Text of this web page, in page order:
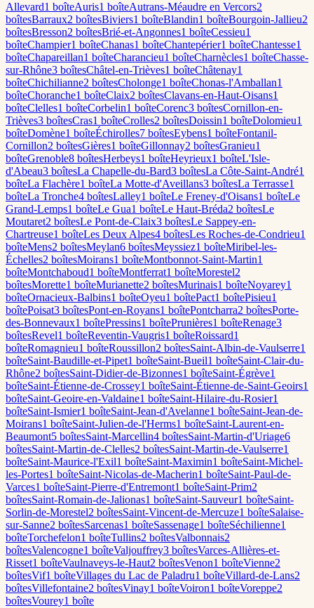
Allevard1 boîteAuris1 boîteAutrans-Méaudre en Vercors2
boîtesBarraux2 boîtesBiviers1 boîteBlandin1 boîteBourgoin-Jallieu2
boîtesBresson2 boîtesBrié-et-Angonnes1 boîteCessieu1
boîteChampier1 boîteChanas1 boîteChantepérier1 boîteChantesse1
boîteChapareillan1 boîteCharancieu1 boîteCharnècles1 boîteChasse-
sur-Rhône3 boîtesChâtel-en-Trièves1 boîteChâtenay1
boîteChichilianne2 boîtesCholonge1 boîteChonas-l'Amballan1
boîteChoranche1 boîteClaix2 boîtesClavans-en-Haut-Oisans1
boîteClelles1 boîteCorbelin1 boîteCorenc3 boîtesCornillon-en-
Trièves3 boîtesCras1 boîteCrolles2 boîtesDoissin1 boîteDolomieu1
boîteDomène1 boîteÉchirolles7 boîtesEybens1 boîteFontanil-
Cornillon2 boîtesGières1 boîteGillonnay2 boîtesGranieu1
boîteGrenoble8 boîtesHerbeys1 boîteHeyrieux1 boîteL'Isle-
d'Abeau3 boîtesLa Chapelle-du-Bard3 boîtesLa Côte-Saint-André1
boîteLa Flachère1 boîteLa Motte-d'Aveillans3 boîtesLa Terrasse1
boîteLa Tronche4 boîtesLalley1 boîteLe Freney-d'Oisans1 boîteLe
Grand-Lemps1 boîteLe Gua1 boîteLe Haut-Bréda2 boîtesLe
Moutaret2 boîtesLe Pont-de-Claix3 boîtesLe Sappey-en-
Chartreuse1 boîteLes Deux Alpes4 boîtesLes Roches-de-Condrieu1
boîteMens2 boîtesMeylan6 boîtesMeyssiez1 boîteMiribel-les-
Échelles2 boîtesMoirans1 boîteMontbonnot-Saint-Martin1
boîteMontchaboud1 boîteMontferrat1 boîteMorestel2
boîtesMorette1 boîteMurianette2 boîtesMurinais1 boîteNoyarey1
boîteOrnacieux-Balbins1 boîteOyeu1 boîtePact1 boîtePisieu1
boîtePoisat3 boîtesPont-en-Royans1 boîtePontcharra2 boîtesPorte-
des-Bonnevaux1 boîtePressins1 boîtePrunières1 boîteRenage3
boîtesRevel1 boîteReventin-Vaugris1 boîteRoissard1
boîteRomagnieu1 boîteRoussillon2 boîtesSaint-Albin-de-Vaulserre1
boîteSaint-Baudille-et-Pipet1 boîteSaint-Bueil1 boîteSaint-Clair-du-
Rhône2 boîtesSaint-Didier-de-Bizonnes1 boîteSaint-Égrève1
boîteSaint-Étienne-de-Crossey1 boîteSaint-Étienne-de-Saint-Geoirs1
boîteSaint-Geoire-en-Valdaine1 boîteSaint-Hilaire-du-Rosier1
boîteSaint-Ismier1 boîteSaint-Jean-d'Avelanne1 boîteSaint-Jean-de-
Moirans1 boîteSaint-Julien-de-l'Herms1 boîteSaint-Laurent-en-
Beaumont5 boîtesSaint-Marcellin4 boîtesSaint-Martin-d'Uriage6
boîtesSaint-Martin-de-Clelles2 boîtesSaint-Martin-de-Vaulserre1
boîteSaint-Maurice-l'Exil1 boîteSaint-Maximin1 boîteSaint-Michel-
les-Portes1 boîteSaint-Nicolas-de-Macherin1 boîteSaint-Paul-de-
Varces1 boîteSaint-Pierre-d'Entremont1 boîteSaint-Prim2
boîtesSaint-Romain-de-Jalionas1 boîteSaint-Sauveur1 boîteSaint-
Sorlin-de-Morestel2 boîtesSaint-Vincent-de-Mercuze1 boîteSalaise-
sur-Sanne2 boîtesSarcenas1 boîteSassenage1 boîteSéchilienne1
boîteTorchefelon1 boîteTullins2 boîtesValbonnais2
boîtesValencogne1 boîteValjouffrey3 boîtesVarces-Allières-et-
Risset1 boîteVaulnaveys-le-Haut2 boîtesVenon1 boîteVienne2
boîtesVif1 boîteVillages du Lac de Paladru1 boîteVillard-de-Lans2
boîtesVillefontaine2 boîtesVinay1 boîteVoiron1 boîteVoreppe2
boîtesVourey1 boîte